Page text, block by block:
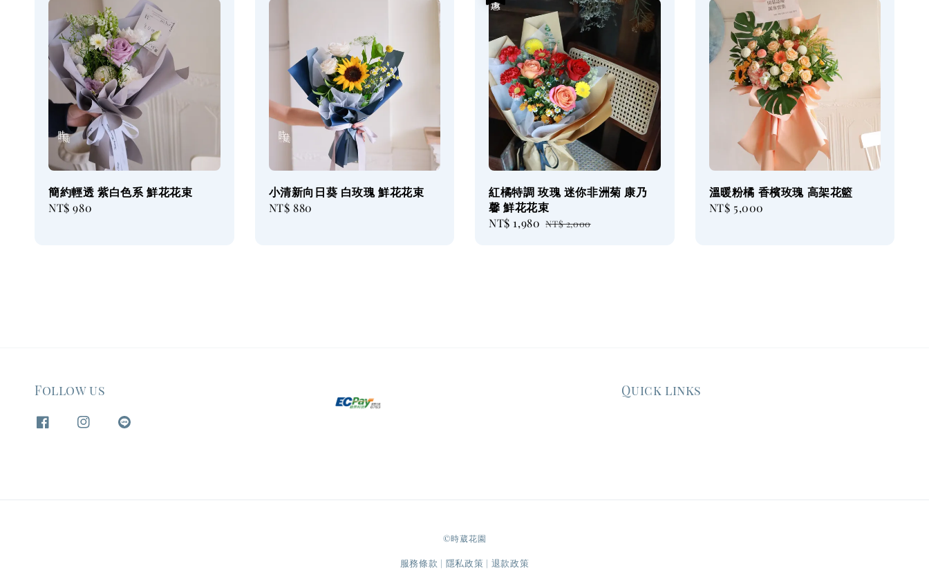
簡約輕透 紫白色系 鮮花花束
Regular
NT$ 980
小清新向日葵 白玫瑰 鮮花花束
Regular
NT$ 880
紅橘特調 玫瑰 迷你非洲菊 康乃
馨 鮮花花束
Sale
NT$ 1,980 Regular
NT$ 2,000
溫暖粉橘 香檳玫瑰 高架花籃
Regular
NT$ 5,000
Follow us Quick links
©時葳花園
服務條款 | 隱私政策 | 退款政策